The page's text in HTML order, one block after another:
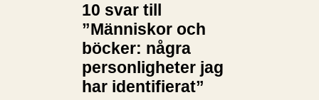
10 svar till
”Människor och
böcker: några
personligheter jag
har identifierat”